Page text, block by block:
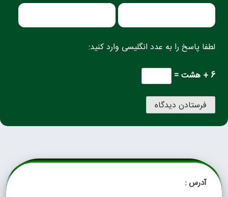
لطفا پاسخ را به عدد انگلیسی وارد کنید:
6 + هشت =
آدرس :